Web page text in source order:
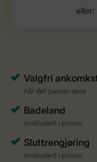
eller: